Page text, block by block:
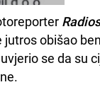
jutros obišao
se da su